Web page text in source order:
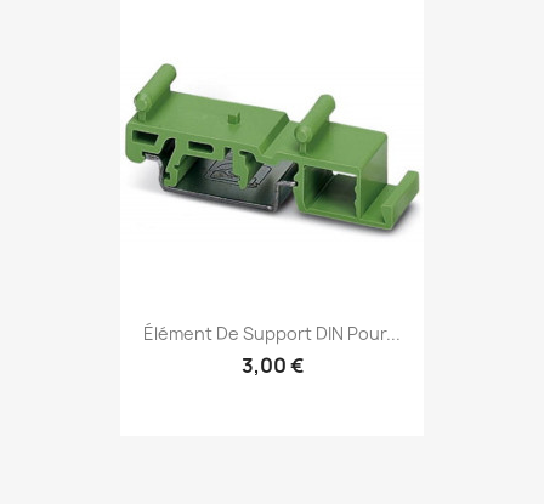
Élément De Support DIN Pour...
3,00 €